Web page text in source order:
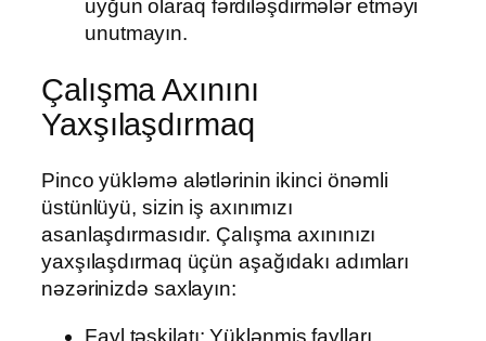
uyğun olaraq fərdiləşdirmələr etməyi
unutmayın.
Çalışma Axınını
Yaxşılaşdırmaq
Pinco yükləmə alətlərinin ikinci önəmli
üstünlüyü, sizin iş axınımızı
asanlaşdırmasıdır. Çalışma axınınızı
yaxşılaşdırmaq üçün aşağıdakı adımları
nəzərinizdə saxlayın:
Fayl təşkilatı: Yüklənmiş faylları